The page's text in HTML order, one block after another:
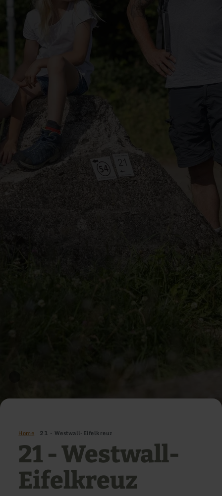
Home 21 - Westwall-Eifelkreuz
21 - Westwall-
Eifelkreuz